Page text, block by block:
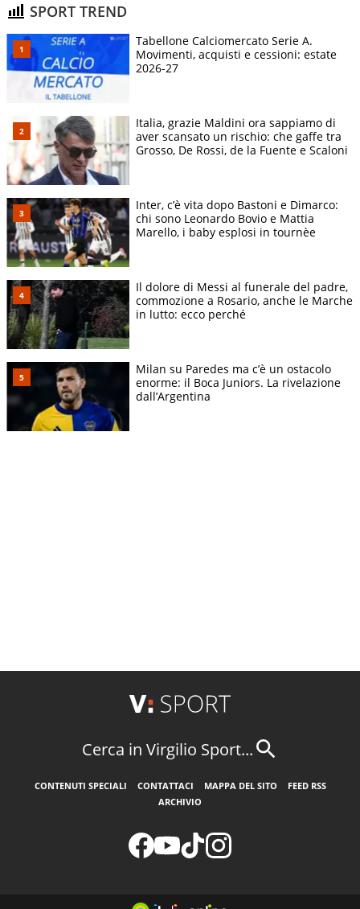
SPORT TREND
Tabellone Calciomercato Serie A.
Movimenti, acquisti e cessioni: estate
2026-27
Italia, grazie Maldini ora sappiamo di
aver scansato un rischio: che gaffe tra
Grosso, De Rossi, de la Fuente e Scaloni
Inter, c’è vita dopo Bastoni e Dimarco:
chi sono Leonardo Bovio e Mattia
Marello, i baby esplosi in tournèe
Il dolore di Messi al funerale del padre,
commozione a Rosario, anche le Marche
in lutto: ecco perché
Milan su Paredes ma c’è un ostacolo
enorme: il Boca Juniors. La rivelazione
dall’Argentina
Cerca in Virgilio Sport...
CONTENUTI SPECIALI CONTATTACI MAPPA DEL SITO
FEED RSS
ARCHIVIO